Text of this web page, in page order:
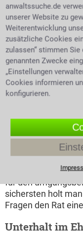
zusenden, die
werden müssen.
Gericht errechnet,
bestimmt. Haben
geschlossen, so ist
unkomplizierter.
Familienrecht
ergänzt, bzw.
Bevölkerung
halten. Dies gilt
dasUmgangsrecht
Quarantäne.
für den
sichersten holt
Fragen den Rat
Unterhalt im
anwaltssuche.de
unserer Website zu
Weiterentwicklung
zusätzliche Cookies
zulassen“ stimmen
genannten Zwecke
„Einstellungen
Cookies informieren
konfigurieren.